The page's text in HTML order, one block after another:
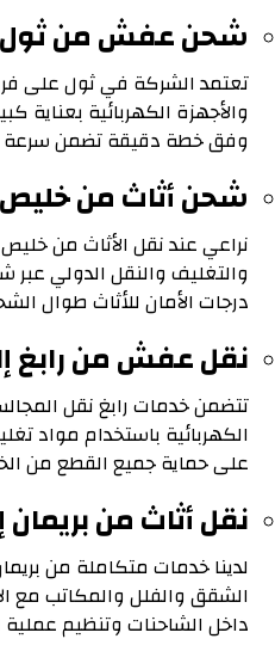
شحن عفش من ثول
تعتمد الشركة في ثول على
والأجهزة الكهربائية بعناية
وفق خطة دقيقة تضمن سرعة
شحن أثاث من
نراعي عند نقل الأثاث من
والتغليف والنقل الدولي عبر
درجات الأمان للأثاث طوال
نقل عفش من رابغ
تتضمن خدمات رابغ نقل
الكهربائية باستخدام مواد
على حماية جميع القطع من
نقل أثاث من
لدينا خدمات متكاملة من
الشقق والفلل والمكاتب مع
داخل الشاحنات وتنظيم